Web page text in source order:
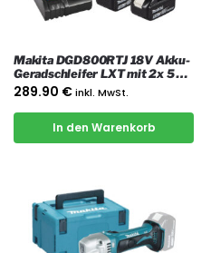
Makita DGD800RTJ 18V Akku-
Geradschleifer LXT mit 2x 5 Ah
Akkus, Ladegerät und Koffer
289.90 €inkl. MwSt.
In den Warenkorb